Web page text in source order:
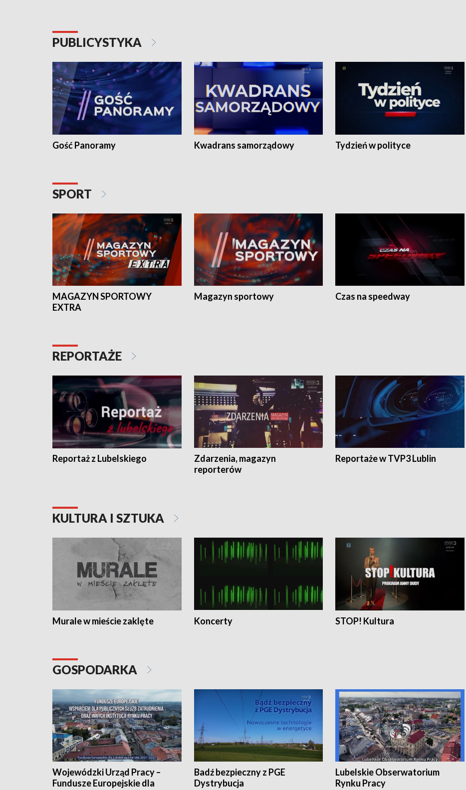
PUBLICYSTYKA
Gość Panoramy Kwadrans samorządowy Tydzień w polityce
SPORT
MAGAZYN SPORTOWY
EXTRA
Magazyn sportowy Czas na speedway
REPORTAŻE
Reportaż z Lubelskiego
Zdarzenia, magazyn
reporterów
Reportaże w TVP3 Lublin
KULTURA I SZTUKA
Murale w mieście zaklęte Koncerty STOP! Kultura
GOSPODARKA
Wojewódzki Urząd Pracy –
Fundusze Europejskie dla
Badź bezpieczny z PGE
Dystrybucja
Lubelskie Obserwatorium
Rynku Pracy